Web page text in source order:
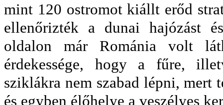
mint 120 ostromot kiállt erőd
ellenőrizték a dunai hajózást
oldalon már Románia volt
érdekessége, hogy a fűre,
sziklákra nem szabad lépni, mert
és egyben élőhelye a veszélyes